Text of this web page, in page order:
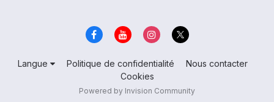
Langue Politique de confidentialité
Nous contacter
Cookies
Powered by Invision Community